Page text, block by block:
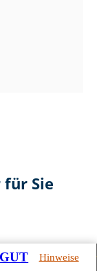
Sie
Hinweise